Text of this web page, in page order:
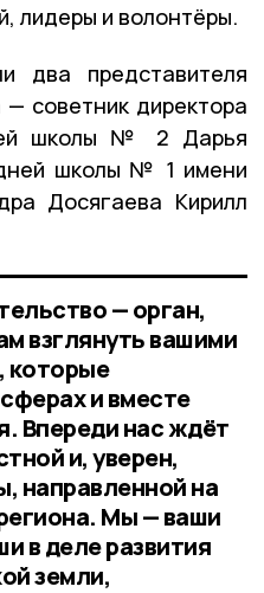
лидеры и волонтёры.
два представителя
— советник директора
школы № 2 Дарья
школы № 1 имени
Досягаева Кирилл
— орган,
взглянуть вашими
которые
и вместе
Впереди нас ждёт
и, уверен,
направленной на
Мы — ваши
в деле развития
земли,